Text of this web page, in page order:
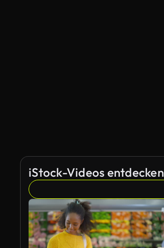
iStock-Videos entdecken